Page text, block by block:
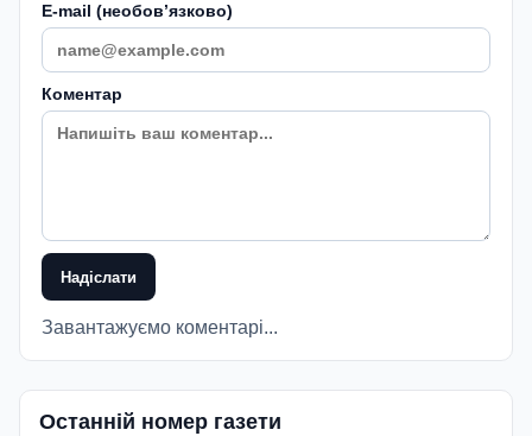
E-mail (необовʼязково)
Коментар
Надіслати
Завантажуємо коментарі...
Останній номер газети